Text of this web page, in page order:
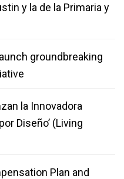
y la de la Primaria y
groundbreaking
la Innovadora
Diseño’ (Living
Plan and